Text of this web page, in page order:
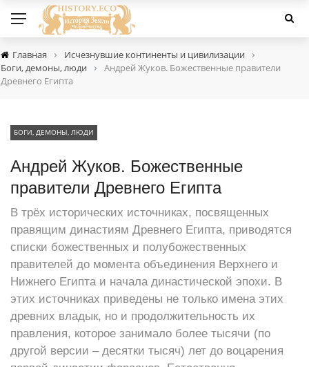
Главная › Исчезнувшие континенты и цивилизации ›
Боги, демоны, люди ›
Андрей Жуков. Божественные правители
Древнего Египта
БОГИ, ДЕМОНЫ, ЛЮДИ
Андрей Жуков. Божественные
правители Древнего Египта
В трёх исторических источниках, посвященных
правящим династиям Древнего Египта, приводятся
списки божественных и полубожественных
правителей до момента объединения Верхнего и
Нижнего Египта и начала династической эпохи. В
этих источниках приведены не только имена этих
древних владык, но и продолжительность их
правления, которое занимало более тысячи (по
другой версии – десятки тысяч) лет до воцарения